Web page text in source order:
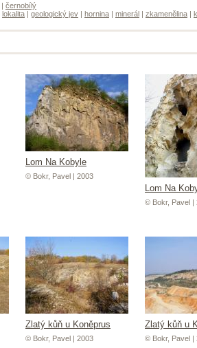
| černobílý
lokalita | geologický jev | hornina | minerál | zkamenělina |
Lom Na Kobyle
© Bokr, Pavel | 2003
Lom Na
© Bokr, Pavel |
Zlatý kůň u Koněprus
© Bokr, Pavel | 2003
Zlatý kůň u
© Bokr, Pavel |